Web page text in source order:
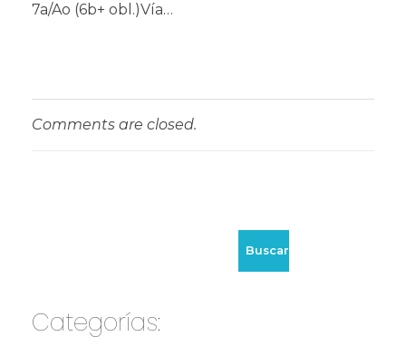
7a/Ao (6b+ obl.)Vía…
Comments are closed.
Buscar
Categorías: